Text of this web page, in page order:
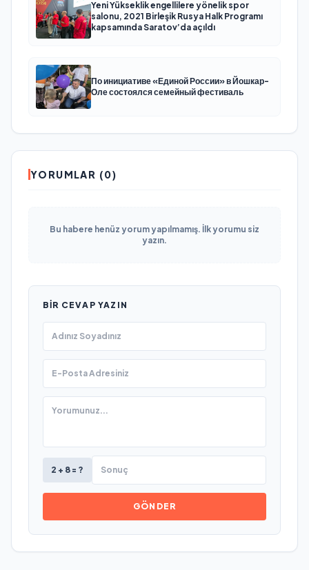
Yeni Yükseklik engellilere yönelik spor
salonu, 2021 Birleşik Rusya Halk Programı
kapsamında Saratov’da açıldı
По инициативе «Единой России» в Йошкар-
Оле состоялся семейный фестиваль
YORUMLAR (0)
Bu habere henüz yorum yapılmamış. İlk yorumu siz
yazın.
BIR CEVAP YAZIN
2 + 8 = ?
GÖNDER